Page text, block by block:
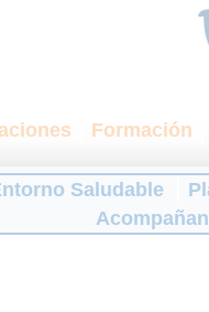
Formación
Saludable